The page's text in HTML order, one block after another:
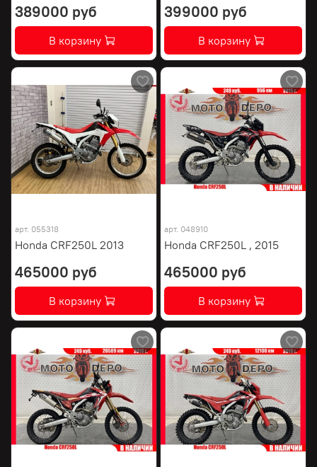
389000 руб
В корзину
399000 руб
В корзину
арт. 055318
Honda CRF250L 2013
465000 руб
В корзину
арт. 048910
Honda CRF250L , 2015
465000 руб
В корзину